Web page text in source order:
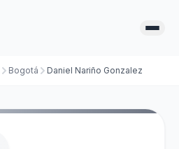
Bogotá Daniel Nariño Gonzalez